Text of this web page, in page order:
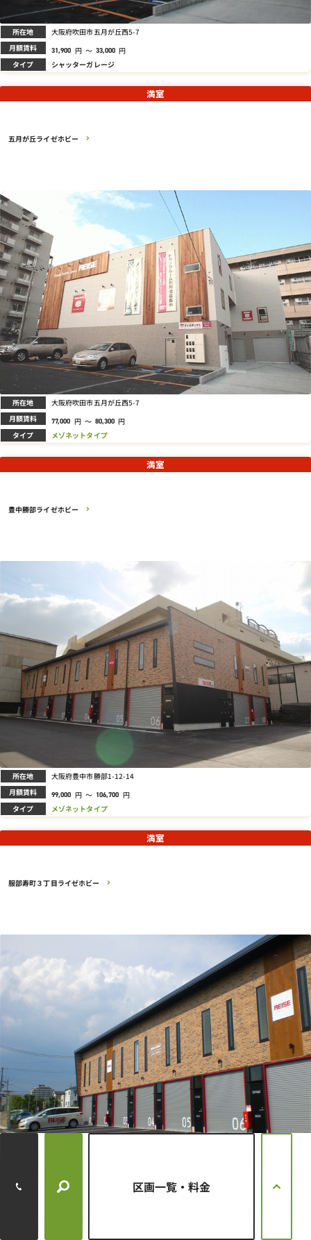
所在地 大阪府吹田市五月が丘西5-7
月額賃料 31,900 円 ～ 33,000 円
タイプ シャッターガレージ
五月が丘ライゼホビー
満室
所在地 大阪府吹田市五月が丘西5-7
月額賃料 77,000 円 ～ 80,300 円
タイプ メゾネットタイプ
豊中勝部ライゼホビー
満室
所在地 大阪府豊中市勝部1-12-14
月額賃料 99,000 円 ～ 106,700 円
タイプ メゾネットタイプ
服部寿町３丁目ライゼホビー
満室
月額賃料 86,900 区画一覧・料金